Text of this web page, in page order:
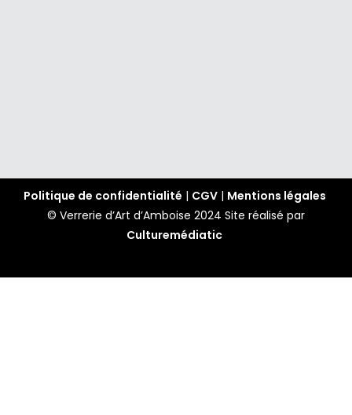
Politique de confidentialité | CGV | Mentions légales
© Verrerie d’Art d’Amboise 2024 Site réalisé par
Culturemédiatic